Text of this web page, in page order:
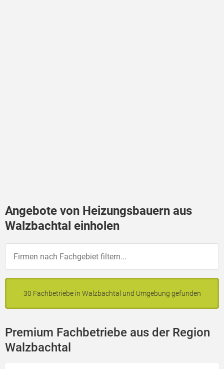
Angebote von Heizungsbauern aus
Walzbachtal einholen
30 Fachbetriebe in Walzbachtal und Umgebung gefunden
Premium Fachbetriebe aus der Region
Walzbachtal